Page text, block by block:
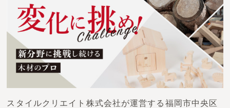
オフィス支援
イベント・お知らせ
アクセス
お問い合わせ
スタイルクリエイト株式会社が運営する福岡市中央区